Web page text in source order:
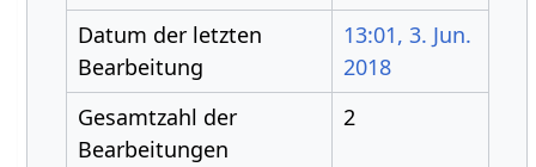
Datum der letzten
Bearbeitung
13:01, 3. Jun.
2018
Gesamtzahl der
Bearbeitungen
2